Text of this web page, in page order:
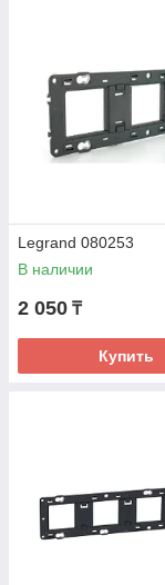
Legrand 080253
В наличии
2 050 ₸
Купить